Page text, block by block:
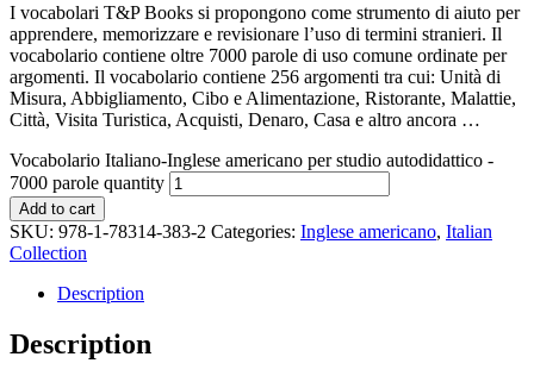
I vocabolari T&P Books si propongono come strumento di aiuto per
apprendere, memorizzare e revisionare l’uso di termini stranieri. Il
vocabolario contiene oltre 7000 parole di uso comune ordinate per
argomenti. Il vocabolario contiene 256 argomenti tra cui: Unità di
Misura, Abbigliamento, Cibo e Alimentazione, Ristorante, Malattie,
Città, Visita Turistica, Acquisti, Denaro, Casa e altro ancora …
Vocabolario Italiano-Inglese americano per studio autodidattico -
7000 parole quantity
Add to cart
SKU: 978-1-78314-383-2 Categories: Inglese americano, Italian
Collection
Description
Description